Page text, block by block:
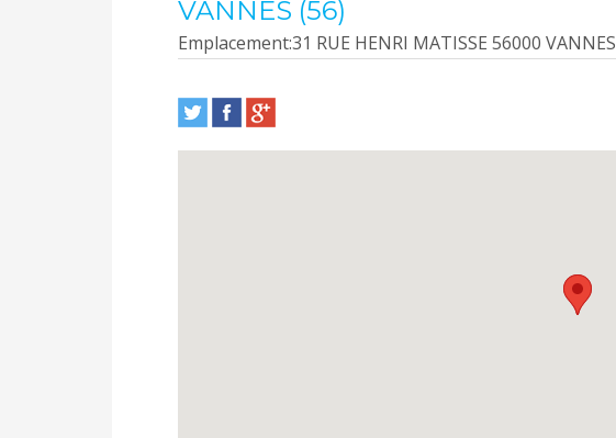
VANNES (56)
Emplacement:31 RUE HENRI MATISSE 56000 VANNES